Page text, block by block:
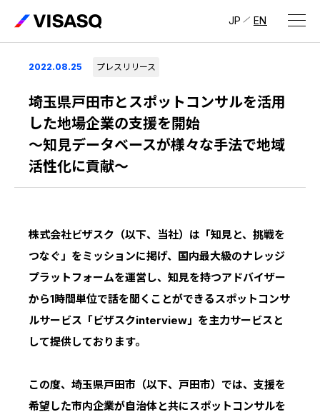
JP EN
会社情報
ビザスクについて
CEOメッセージ
経営メンバー
IR情報 トップ
IRライブラリ
IRスケジュール
株式について
採用情報
採用サイト（日本）
新卒採用
中途採用：開発職・デザイナー職
2022.08.25 プレスリリース
埼玉県戸田市とスポットコンサルを活用
した地場企業の支援を開始
〜知見データベースが様々な手法で地域
活性化に貢献〜
株式会社ビザスク（以下、当社）は「知見と、挑戦を
つなぐ」をミッションに掲げ、国内最大級のナレッジ
プラットフォームを運営し、知見を持つアドバイザー
から1時間単位で話を聞くことができるスポットコンサ
ルサービス「ビザスクinterview」を主力サービスと
して提供しております。
この度、埼玉県戸田市（以下、戸田市）では、支援を
希望した市内企業が自治体と共にスポットコンサルを